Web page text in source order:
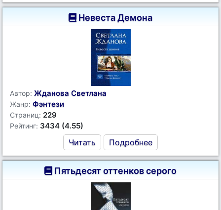
Невеста Демона
Автор: Жданова Светлана
Жанр: Фэнтези
Страниц: 229
Рейтинг: 3434 (4.55)
Читать Подробнее
Пятьдесят оттенков серого